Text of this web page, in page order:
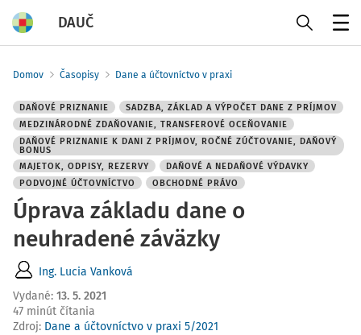
DAUČ
Domov Časopisy Dane a účtovníctvo v praxi
DAŇOVÉ PRIZNANIE
SADZBA, ZÁKLAD A VÝPOČET DANE Z PRÍJMOV
MEDZINÁRODNÉ ZDAŇOVANIE, TRANSFEROVÉ OCEŇOVANIE
DAŇOVÉ PRIZNANIE K DANI Z PRÍJMOV, ROČNÉ ZÚČTOVANIE, DAŇOVÝ
BONUS
MAJETOK, ODPISY, REZERVY
DAŇOVÉ A NEDAŇOVÉ VÝDAVKY
PODVOJNÉ ÚČTOVNÍCTVO
OBCHODNÉ PRÁVO
Úprava základu dane o
neuhradené záväzky
Ing. Lucia Vanková
Vydané: 13. 5. 2021
47 minút čítania
Zdroj: Dane a účtovníctvo v praxi 5/2021